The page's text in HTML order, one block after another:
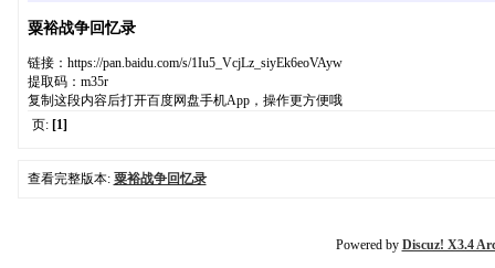
粟裕战争回忆录
链接：https://pan.baidu.com/s/1Iu5_VcjLz_siyEk6eoVAyw
提取码：m35r
复制这段内容后打开百度网盘手机App，操作更方便哦
页: [1]
查看完整版本: 粟裕战争回忆录
Powered by Discuz! X3.4